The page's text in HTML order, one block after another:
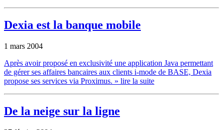
Dexia est la banque mobile
1 mars 2004
Après avoir proposé en exclusivité une application Java permettant
de gérer ses affaires bancaires aux clients i-mode de BASE, Dexia
propose ses services via Proximus. » lire la suite
De la neige sur la ligne